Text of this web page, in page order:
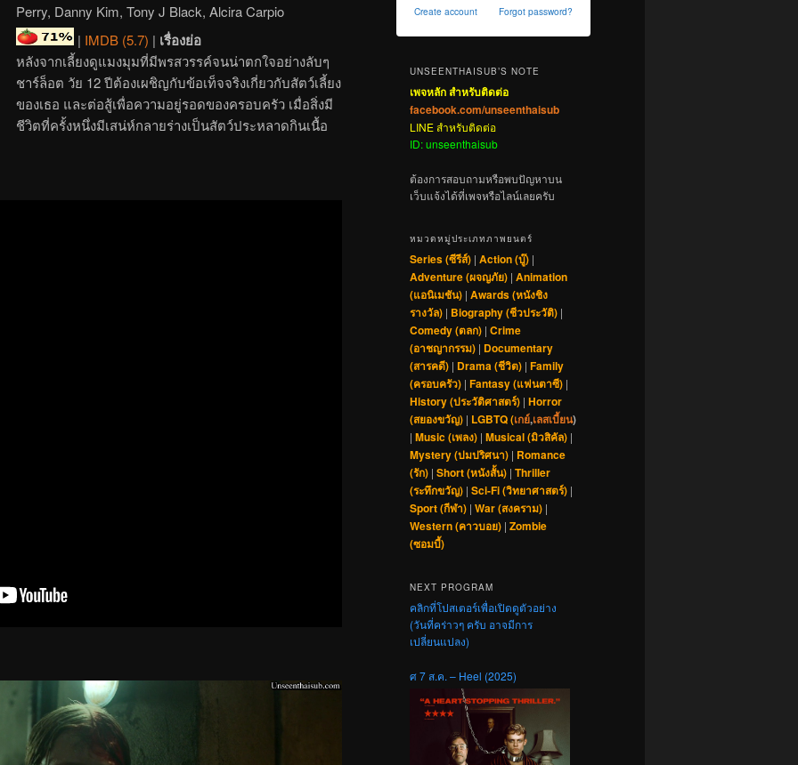
Perry, Danny Kim, Tony J Black, Alcira Carpio
| IMDB (5.7) | เรื่องย่อ
หลังจากเลี้ยงดูแมงมุมที่มีพรสวรรค์จนน่าตกใจอย่างลับๆ
ชาร์ล็อต วัย 12 ปีต้องเผชิญกับข้อเท็จจริงเกี่ยวกับสัตว์เลี้ยง
ของเธอ และต่อสู้เพื่อความอยู่รอดของครอบครัว เมื่อสิ่งมี
ชีวิตที่ครั้งหนึ่งมีเสน่ห์กลายร่างเป็นสัตว์ประหลาดกินเนื้อ
Create account Forgot password?
UNSEENTHAISUB’S NOTE
เพจหลัก สำหรับติดต่อ
facebook.com/unseenthaisub
LINE สำหรับติดต่อ
ID: unseenthaisub
ต้องการสอบถามหรือพบปัญหาบน
เว็บแจ้งได้ที่เพจหรือไลน์เลยครับ
หมวดหมู่ประเภทภาพยนตร์
Series (ซีรีส์) | Action (บู๊) |
Adventure (ผจญภัย) | Animation
(แอนิเมชัน) | Awards (หนังชิง
รางวัล) | Biography (ชีวประวัติ) |
Comedy (ตลก) | Crime
(อาชญากรรม) | Documentary
(สารคดี) | Drama (ชีวิต) | Family
(ครอบครัว) | Fantasy (แฟนตาซี) |
History (ประวัติศาสตร์) | Horror
(สยองขวัญ) | LGBTQ (เกย์,เลสเบี้ยน)
| Music (เพลง) | Musical (มิวสิคัล) |
Mystery (ปมปริศนา) | Romance
(รัก) | Short (หนังสั้น) | Thriller
(ระทึกขวัญ) | Sci-Fi (วิทยาศาสตร์) |
Sport (กีฬา) | War (สงคราม) |
Western (คาวบอย) | Zombie
(ซอมบี้)
NEXT PROGRAM
คลิกที่โปสเตอร์เพื่อเปิดดูตัวอย่าง
(วันที่คร่าวๆ ครับ อาจมีการ
เปลี่ยนแปลง)
ศ 7 ส.ค. – Heel (2025)